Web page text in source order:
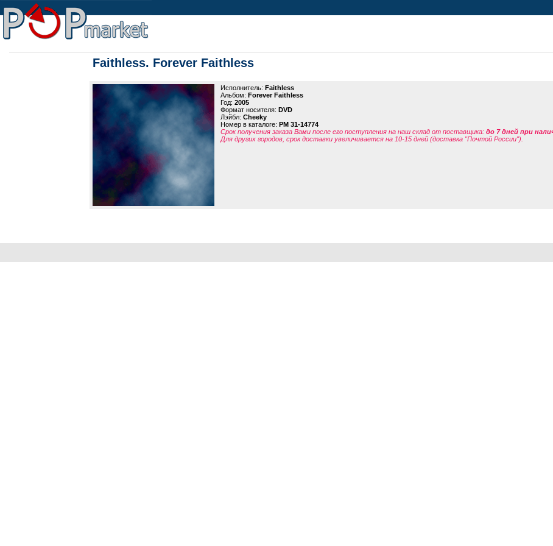
Faithless. Forever Faithless
Исполнитель: Faithless
Альбом: Forever Faithless
Год: 2005
Формат носителя: DVD
Лэйбл: Cheeky
Номер в каталоге: PM 31-14774
Срок получения заказа Вами после его поступления на наш склад от поставщика: до 7 дней при
Для других городов, срок доставки увеличивается на 10-15 дней (доставка "Почтой России").